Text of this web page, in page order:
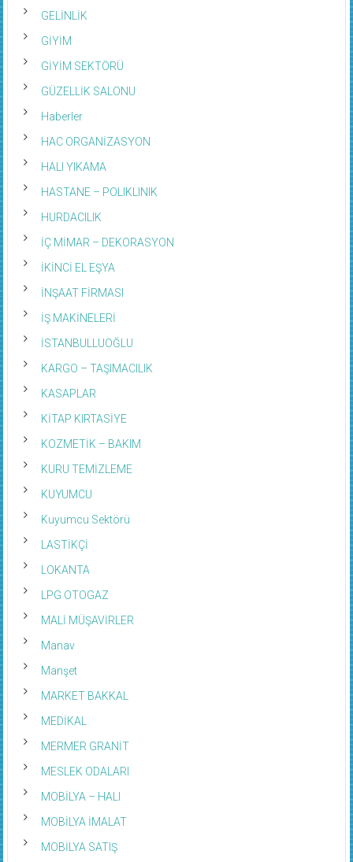
GELİNLİK
GİYİM
GİYİM SEKTÖRÜ
GÜZELLİK SALONU
Haberler
HAC ORGANİZASYON
HALI YIKAMA
HASTANE – POLIKLINIK
HURDACILIK
İÇ MİMAR – DEKORASYON
İKİNCİ EL EŞYA
İNŞAAT FİRMASI
İŞ MAKİNELERİ
İSTANBULLUOĞLU
KARGO – TAŞIMACILIK
KASAPLAR
KİTAP KIRTASİYE
KOZMETİK – BAKIM
KURU TEMİZLEME
KUYUMCU
Kuyumcu Sektörü
LASTİKÇİ
LOKANTA
LPG OTOGAZ
MALİ MÜŞAVİRLER
Manav
Manşet
MARKET BAKKAL
MEDİKAL
MERMER GRANİT
MESLEK ODALARI
MOBİLYA – HALI
MOBİLYA İMALAT
MOBİLYA SATIŞ